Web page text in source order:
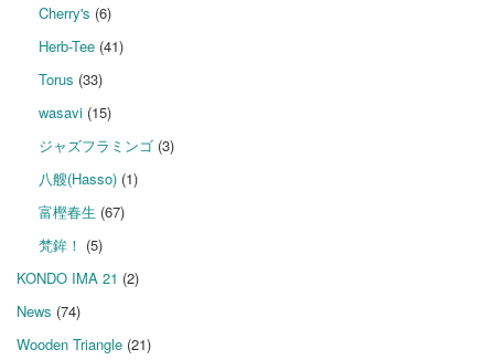
Cherry's (6)
Herb-Tee(41)
Torus (33)
wasavi(15)
ジャズフラミンゴ(3)
八艘(Hasso)(1)
富樫春生 (67)
梵鉾！ (5)
KONDO IMA 21 (2)
News (74)
Wooden Triangle (21)